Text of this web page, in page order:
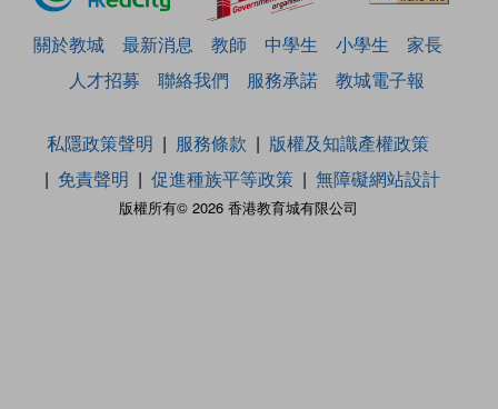
關於教城 最新消息 教師 中學生 小學生
家長
人才招募
聯絡我們 服務承諾 教城電子報
版權所有© 2026 香港教育城有限公司
私隱政策聲明 服務條款
版權及知識產權政策
免責聲明
促進種族平等政策 無障礙網站設計